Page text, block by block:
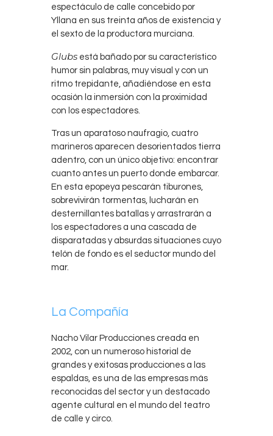
espectáculo de calle concebido por
Yllana en sus treinta años de existencia y
el sexto de la productora murciana.
Glubs está bañado por su característico
humor sin palabras, muy visual y con un
ritmo trepidante, añadiéndose en esta
ocasión la inmersión con la proximidad
con los espectadores.
Tras un aparatoso naufragio, cuatro
marineros aparecen desorientados tierra
adentro, con un único objetivo: encontrar
cuanto antes un puerto donde embarcar.
En esta epopeya pescarán tiburones,
sobrevivirán tormentas, lucharán en
desternillantes batallas y arrastrarán a
los espectadores a una cascada de
disparatadas y absurdas situaciones cuyo
telón de fondo es el seductor mundo del
mar.
La Compañía
Nacho Vilar Producciones creada en
2002, con un numeroso historial de
grandes y exitosas producciones a las
espaldas, es una de las empresas más
reconocidas del sector y un destacado
agente cultural en el mundo del teatro
de calle y circo.